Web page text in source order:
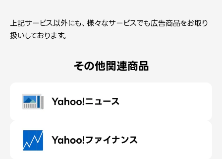
上記サービス以外にも、様々なサービスでも広告商品をお取り
扱いしております。
その他関連商品